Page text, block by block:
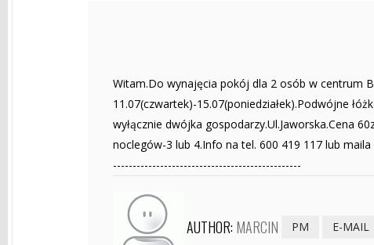
Witam.Do wynajęcia pokój dla 2 osób w centrum
11.07(czwartek)-15.07(poniedziałek).Podwójne
wyłącznie dwójka gospodarzy.Ul.Jaworska.Cena
noclegów-3 lub 4.Info na tel. 600 419 117 lub maila
------------------------------------------------
AUTHOR: MARCIN PM E-MAIL